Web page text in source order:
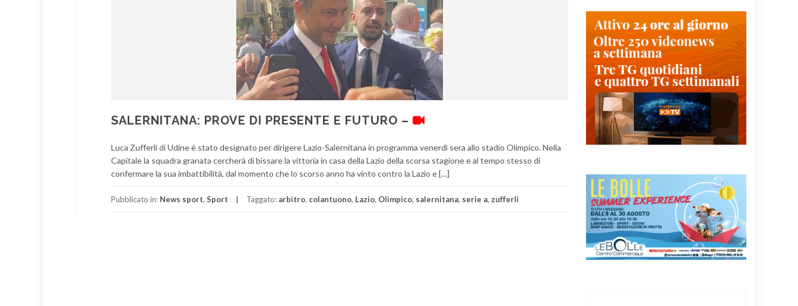
SALERNITANA: PROVE DI PRESENTE E FUTURO –
Luca Zufferli di Udine è stato designato per dirigere Lazio-Salernitana in programma venerdì sera allo stadio Olimpico. Nella
Capitale la squadra granata cercherà di bissare la vittoria in casa della Lazio della scorsa stagione e al tempo stesso di
confermare la sua imbattibilità, dal momento che lo scorso anno ha vinto contro la Lazio e […]
Pubblicato in: News sport, Sport Taggato: arbitro, colantuono, Lazio, Olimpico, salernitana, serie a, zufferli